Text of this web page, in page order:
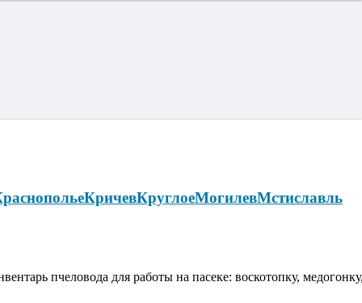
КричевКруглоеМогилевМстиславль
пчеловода для работы на пасеке: воскотопку,